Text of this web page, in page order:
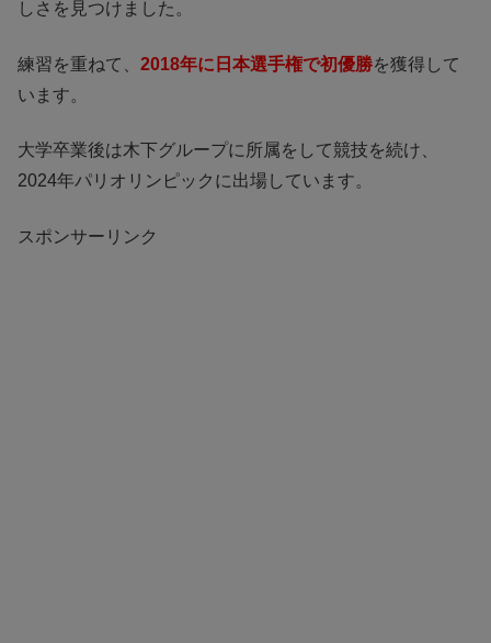
しさを見つけました。
練習を重ねて、 2018年に日本選手権で初優勝を獲得して
います。
大学卒業後は木下グループに所属をして競技を続け、
2024年パリオリンピックに出場しています。
スポンサーリンク